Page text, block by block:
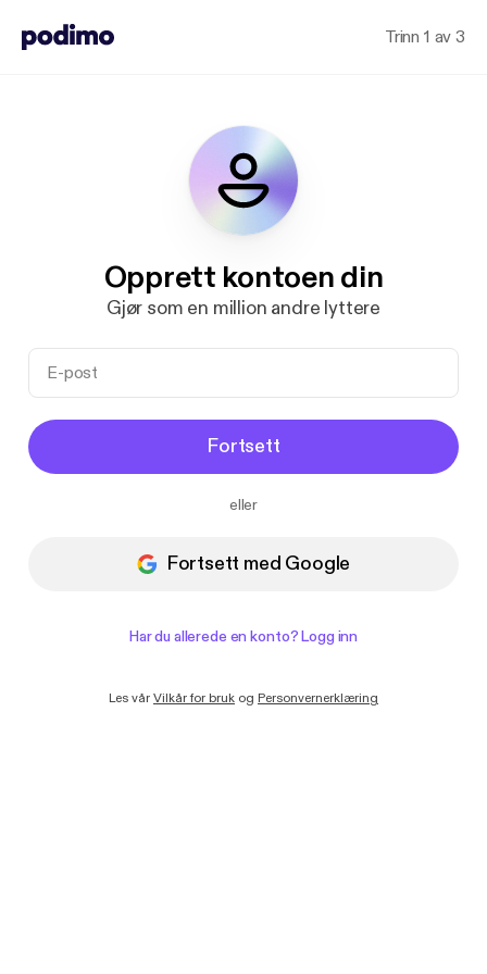
Trinn 1 av 3
Opprett kontoen din
Gjør som en million andre lyttere
Jeg ønsker å motta e-poster med
Fortsett
eller
Fortsett med Google
Har du allerede en konto? Logg inn
Les vår Vilkår for bruk og Personvernerklæring